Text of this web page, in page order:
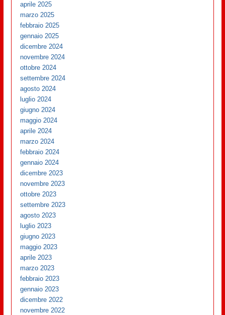
aprile 2025
marzo 2025
febbraio 2025
gennaio 2025
dicembre 2024
novembre 2024
ottobre 2024
settembre 2024
agosto 2024
luglio 2024
giugno 2024
maggio 2024
aprile 2024
marzo 2024
febbraio 2024
gennaio 2024
dicembre 2023
novembre 2023
ottobre 2023
settembre 2023
agosto 2023
luglio 2023
giugno 2023
maggio 2023
aprile 2023
marzo 2023
febbraio 2023
gennaio 2023
dicembre 2022
novembre 2022